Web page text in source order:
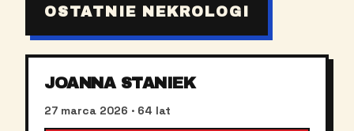
OSTATNIE NEKROLOGI
JOANNA STANIEK
27 marca 2026 · 64 lat